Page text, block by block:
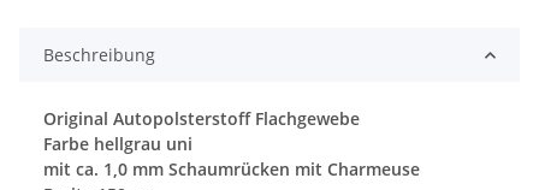
Beschreibung
Original Autopolsterstoff Flachgewebe
Farbe hellgrau uni
mit ca. 1,0 mm Schaumrücken mit Charmeuse